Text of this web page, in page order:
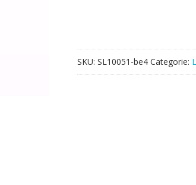
SKU: SL10051-be4 Categorie: